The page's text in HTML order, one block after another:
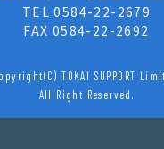
TEL 0584-22-2679
FAX 0584-22-2692
TOKAI SUPPORT
All Right Reserved.